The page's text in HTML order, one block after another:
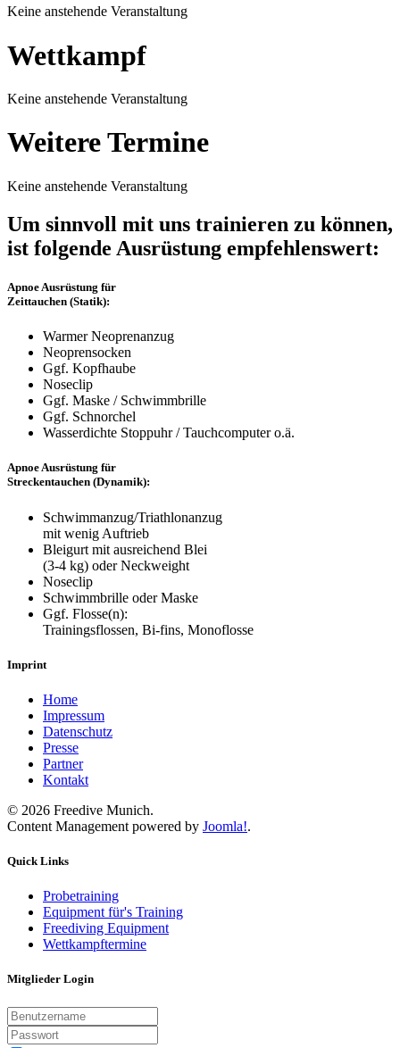
Keine anstehende Veranstaltung
Wettkampf
Keine anstehende Veranstaltung
Weitere Termine
Keine anstehende Veranstaltung
Um sinnvoll mit uns trainieren zu können,
ist folgende Ausrüstung empfehlenswert:
Apnoe Ausrüstung für
Zeittauchen (Statik):
Warmer Neoprenanzug
Neoprensocken
Ggf. Kopfhaube
Noseclip
Ggf. Maske / Schwimmbrille
Ggf. Schnorchel
Wasserdichte Stoppuhr / Tauchcomputer o.ä.
Apnoe Ausrüstung für
Streckentauchen (Dynamik):
Schwimmanzug/Triathlonanzug
mit wenig Auftrieb
Bleigurt mit ausreichend Blei
(3-4 kg) oder Neckweight
Noseclip
Schwimmbrille oder Maske
Ggf. Flosse(n):
Trainingsflossen, Bi-fins, Monoflosse
Imprint
Home
Impressum
Datenschutz
Presse
Partner
Kontakt
© 2026 Freedive Munich.
Content Management powered by Joomla!.
Quick Links
Probetraining
Equipment für's Training
Freediving Equipment
Wettkampftermine
Mitglieder Login